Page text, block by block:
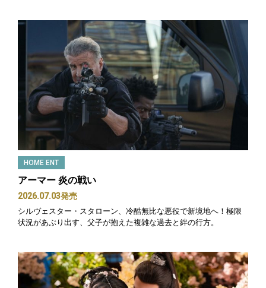
HOME ENT
アーマー 炎の戦い
2026.07.03発売
シルヴェスター・スタローン、冷酷無比な悪役で新境地へ！極限
状況があぶり出す、父子が抱えた複雑な過去と絆の行方。